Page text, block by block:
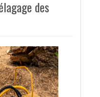
des